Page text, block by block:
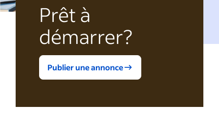
Prêt à
démarrer?
Publier une annonce